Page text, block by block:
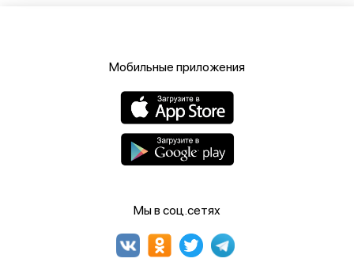
Мобильные приложения
Мы в соц.сетях